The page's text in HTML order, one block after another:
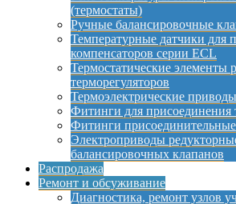
(термостаты)
Ручные балансировочные
Температурные датчики для
компенсаторов серии ECL
Термостатические элементы
терморегуляторов
Термоэлектрические
Фитинги для присоединения
Фитинги присоединительные
Электроприводы
балансировочных клапанов
Распродажа
Ремонт и обсуживание
Диагностика, ремонт узлов